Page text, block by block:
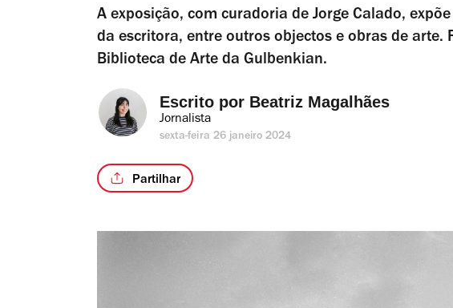
A exposição, com curadoria de Jorge Calado,
da escritora, entre outros objectos e obras de arte.
Biblioteca de Arte da Gulbenkian.
Escrito por Beatriz Magalhães
Jornalista
sexta-feira 26 janeiro 2024
Partilhar